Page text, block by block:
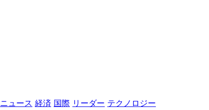
ニュース 経済 国際 リーダー テクノロジー